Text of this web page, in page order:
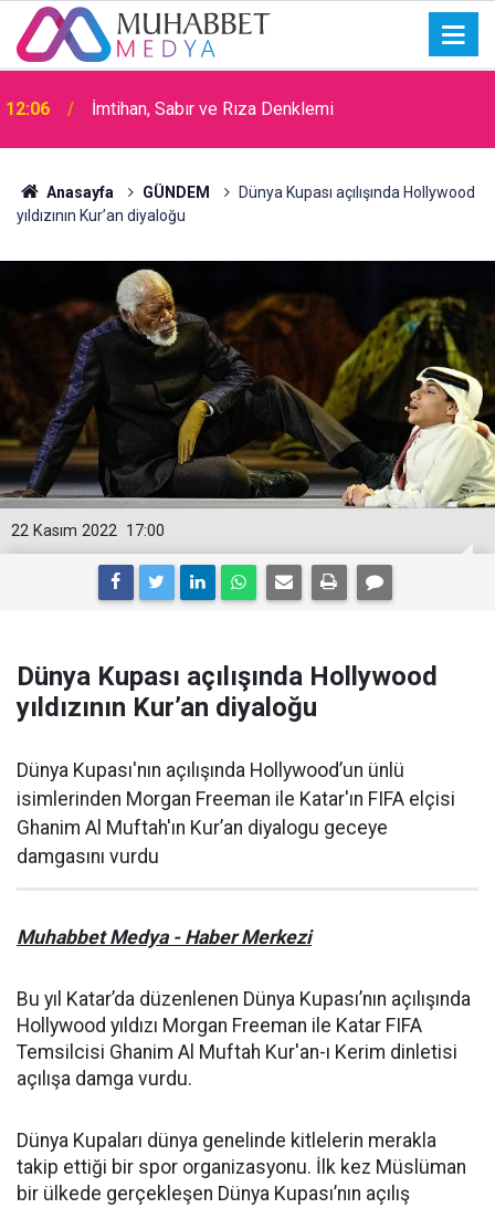
15:30 Okullarda Cami Açılması Laikliğe Aykırıymış!
Anasayfa GÜNDEM
Dünya Kupası açılışında Hollywood
yıldızının Kur’an diyaloğu
17:00
22 Kasım 2022
Dünya Kupası açılışında Hollywood
yıldızının Kur’an diyaloğu
Dünya Kupası'nın açılışında Hollywood’un ünlü
isimlerinden Morgan Freeman ile Katar'ın FIFA elçisi
Ghanim Al Muftah'ın Kur’an diyalogu geceye
damgasını vurdu
Muhabbet Medya - Haber Merkezi
Bu yıl Katar’da düzenlenen Dünya Kupası’nın açılışında
Hollywood yıldızı Morgan Freeman ile Katar FIFA
Temsilcisi Ghanim Al Muftah Kur'an-ı Kerim dinletisi
açılışa damga vurdu.
Dünya Kupaları dünya genelinde kitlelerin merakla
takip ettiği bir spor organizasyonu. İlk kez Müslüman
bir ülkede gerçekleşen Dünya Kupası’nın açılış